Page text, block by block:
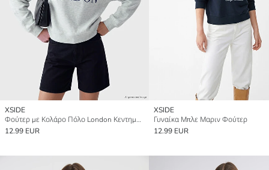
XSIDE
Φούτερ με Κολάρο Πόλο London Κεντημένο για γυναίκες
12.99 EUR
XSIDE
Γυναίκα Μπλε Μαριν Φούτερ
12.99 EUR